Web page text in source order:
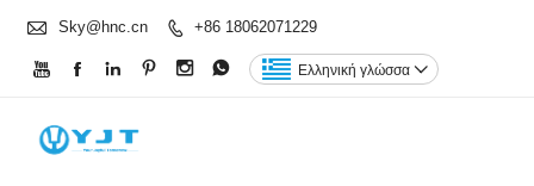
 Sky@hnc.cn  +86 18062071229
      Ελληνική γλώσσα 